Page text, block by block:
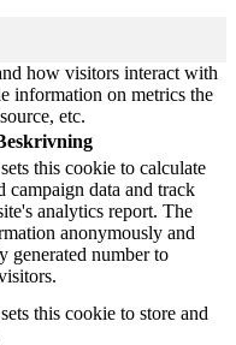
how visitors interact with
information on metrics the
etc.
this cookie to calculate
campaign data and track
analytics report. The
anonymously and
generated number to
this cookie to store and